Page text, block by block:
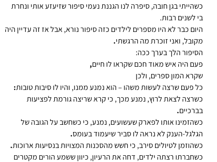
כשהייתי בגן חובה, סיפרה לנו הגננת נעמי סיפור שזיעזע אותי ונחרת
בי לשנים רבות.
היום כבר לא היו מספרים לילדים כזה סיפור נורא, אבל אז זה עדיין היה
מקובל, ואני זוכרת מה הרגשתי.
הסיפור הלך בערך ככה:
פעם היה איש מאוד חכם שקראו לו חיים,
שקרא המון ספרים, ולכן
כל פעם שרצה לעשות משהו – הוא נמנע ממנו, והיו לו סיבות טובות:
כשרצה לצאת לרוץ, נמנע מכך, כי קרא שריצה גורמת לפציעות
בברכיים.
כשהזמינו אותו לפארק שעשועים, נמנע, כי כשחשב על הגובה של
הגלגל-הענק לא נראה לו סביר שיעמוד בעומס.
כשהוזמן לטיולים סירב, כי חשש מהסכנות המצויות בנסיעות ארוכות.
כשחברתו רצתה ילדים, דחה את הרעיון, כיוון ששמע הורים מקטרים